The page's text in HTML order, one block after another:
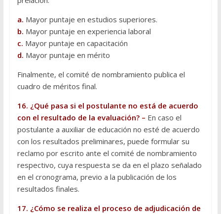
a. Mayor puntaje en estudios superiores.
b. Mayor puntaje en experiencia laboral
c. Mayor puntaje en capacitación
d. Mayor puntaje en mérito
Finalmente, el comité de nombramiento publica el
cuadro de méritos final.
16. ¿Qué pasa si el postulante no está de acuerdo
con el resultado de la evaluación? – En caso el
postulante a auxiliar de educación no esté de acuerdo
con los resultados preliminares, puede formular su
reclamo por escrito ante el comité de nombramiento
respectivo, cuya respuesta se da en el plazo señalado
en el cronograma, previo a la publicación de los
resultados finales.
17. ¿Cómo se realiza el proceso de adjudicación de